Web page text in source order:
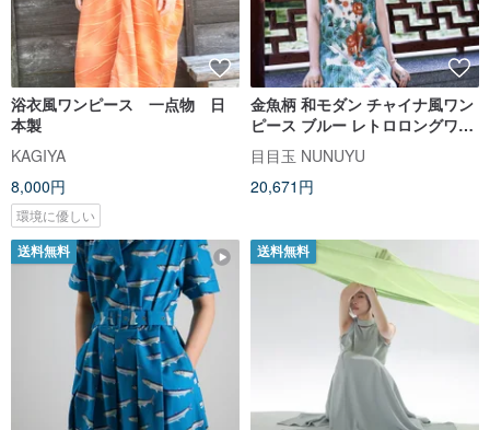
浴衣風ワンピース 一点物 日
本製
KAGIYA
8,000円
環境に優しい
金魚柄 和モダン チャイナ風ワン
ピース ブルー レトロロングワン
ピース 夏コーデ 写真映え
目目玉 NUNUYU
20,671円
送料無料 送料無料